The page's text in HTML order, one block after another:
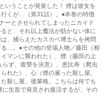
いうことが発覚した！ 煙は彼女を
くが…（第31話）。●本巻の特徴
ーとさせられてしまったニカイド
と、それ以上魔法が効かない体に
、捕らえたカスカベ博士らを拷問
…。●その他の登場人物／藤田（相
マンに襲われた）、煙（藤田の上
ず、復讐を決意）、恵比寿（爬虫
れた）、心（煙の雇った殺し屋。
殺し屋。後輩格。こちらは何でも
生首で発見され復活するが、その